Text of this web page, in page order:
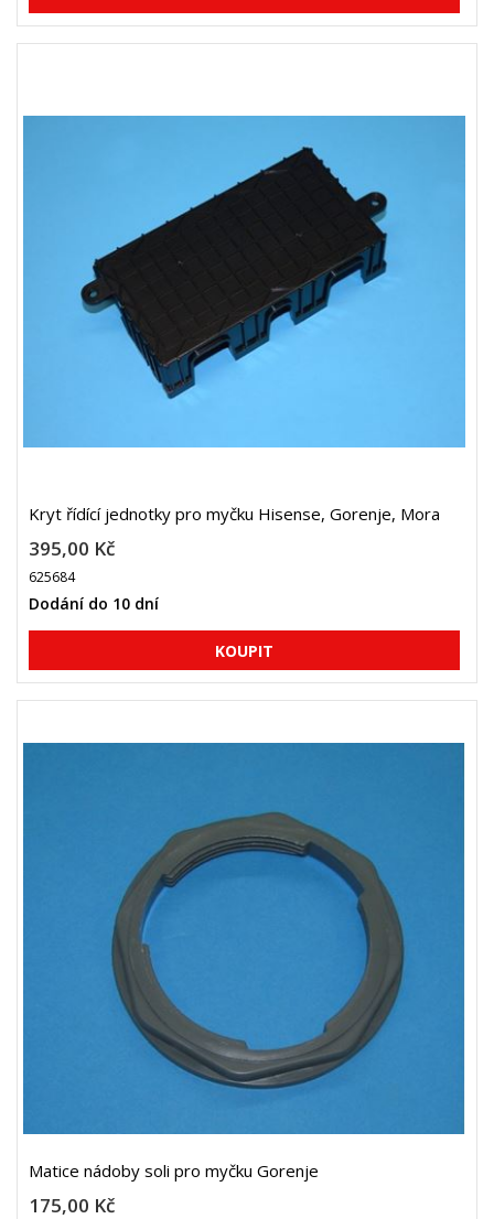
Kryt řídící jednotky pro myčku Hisense, Gorenje, Mora
395,00 Kč
625684
Dodání do 10 dní
Matice nádoby soli pro myčku Gorenje
175,00 Kč